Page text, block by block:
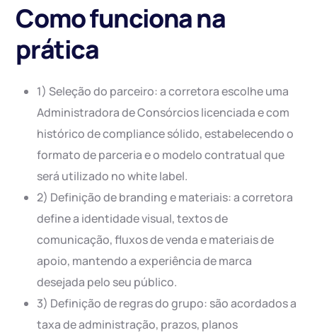
Como funciona na
prática
1) Seleção do parceiro: a corretora escolhe uma
Administradora de Consórcios licenciada e com
histórico de compliance sólido, estabelecendo o
formato de parceria e o modelo contratual que
será utilizado no white label.
2) Definição de branding e materiais: a corretora
define a identidade visual, textos de
comunicação, fluxos de venda e materiais de
apoio, mantendo a experiência de marca
desejada pelo seu público.
3) Definição de regras do grupo: são acordados a
taxa de administração, prazos, planos